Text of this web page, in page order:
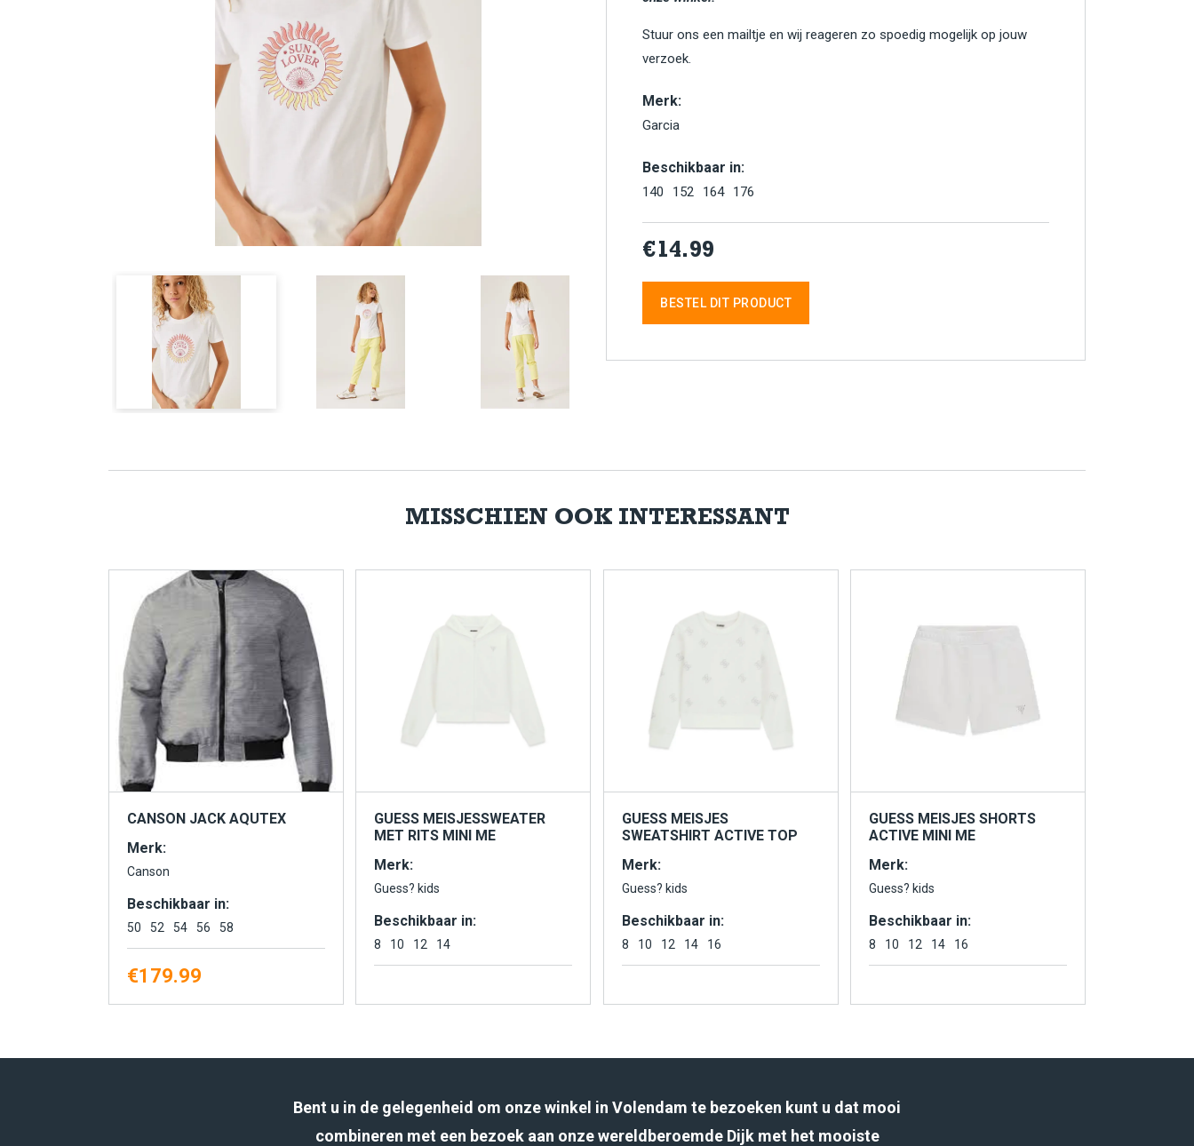
Stuur ons een mailtje en wij reageren zo spoedig mogelijk op jouw
verzoek.
Merk:
Garcia
Beschikbaar in:
140 152 164 176
€14.99
BESTEL DIT PRODUCT
MISSCHIEN OOK INTERESSANT
CANSON JACK AQUTEX
Merk:
Canson
Beschikbaar in:
50 52 54 56 58
€179.99
GUESS MEISJESSWEATER
MET RITS MINI ME
Merk:
Guess? kids
Beschikbaar in:
8 10 12 14
GUESS MEISJES
SWEATSHIRT ACTIVE TOP
Merk:
Guess? kids
Beschikbaar in:
8 10 12 14 16
GUESS MEISJES SHORTS
ACTIVE MINI ME
Merk:
Guess? kids
Beschikbaar in:
8 10 12 14 16
Bent u in de gelegenheid om onze winkel in Volendam te bezoeken kunt u dat mooi
combineren met een bezoek aan onze wereldberoemde Dijk met het mooiste